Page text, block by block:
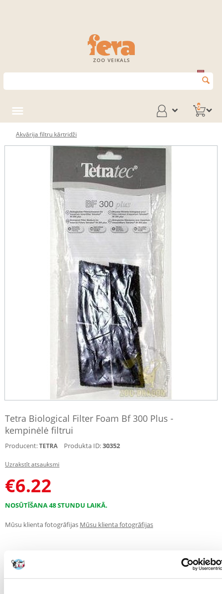
ZOO VEIKALS
0
Akvārija filtru kārtridži
Tetra Biological Filter Foam Bf 300 Plus -
kempinėlė filtrui
Producent:TETRA Produkta ID:30352
Uzrakstīt atsauksmi
€6.22
NOSŪTĪŠANA 48 STUNDU LAIKĀ.
Mūsu klienta fotogrāfijas Mūsu klienta fotogrāfijas
APRAKSTS
ATSAUKSMES